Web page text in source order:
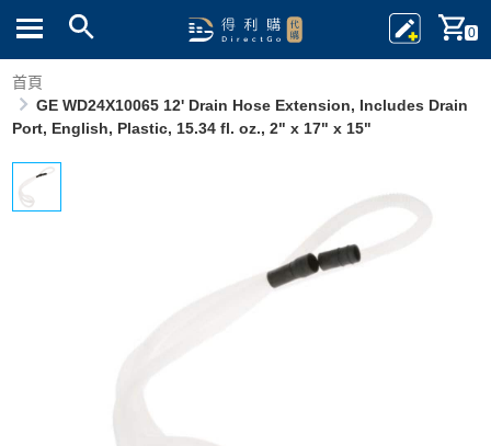
0
首頁
GE WD24X10065 12' Drain Hose Extension, Includes Drain
Port, English, Plastic, 15.34 fl. oz., 2" x 17" x 15"